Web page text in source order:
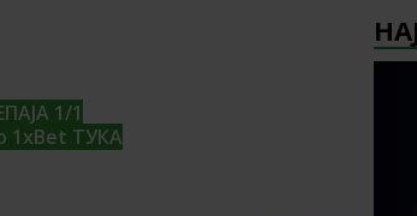
1/1
1xBet ТУКА